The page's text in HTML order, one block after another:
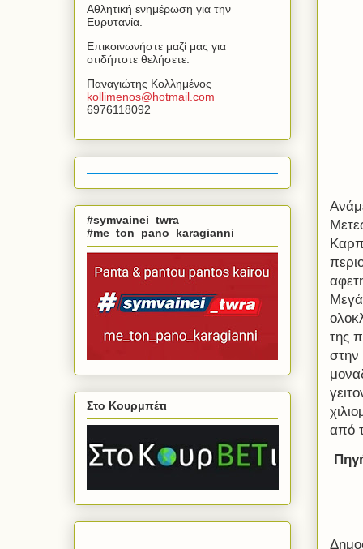
της
στην
από
Αθλητική ενημέρωση για την
Ευρυτανία.
Επικοινωνήστε μαζί μας για
οτιδήποτε θελήσετε.
Παναγιώτης Κολλημένος
kollimenos@hotmail com
6976118092
#symvainei_twra
#me_ton_pano_karagianni
Στο Κουρμπέτι